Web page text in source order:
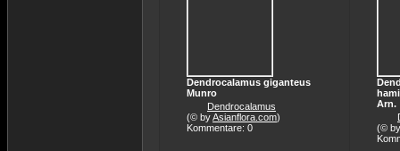
Dendrocalamus giganteus
Munro
Dendrocalamus
(© byAsianflora.com)
Kommentare: 0
Arn.
(©